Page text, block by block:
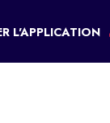
L'APPLICATION